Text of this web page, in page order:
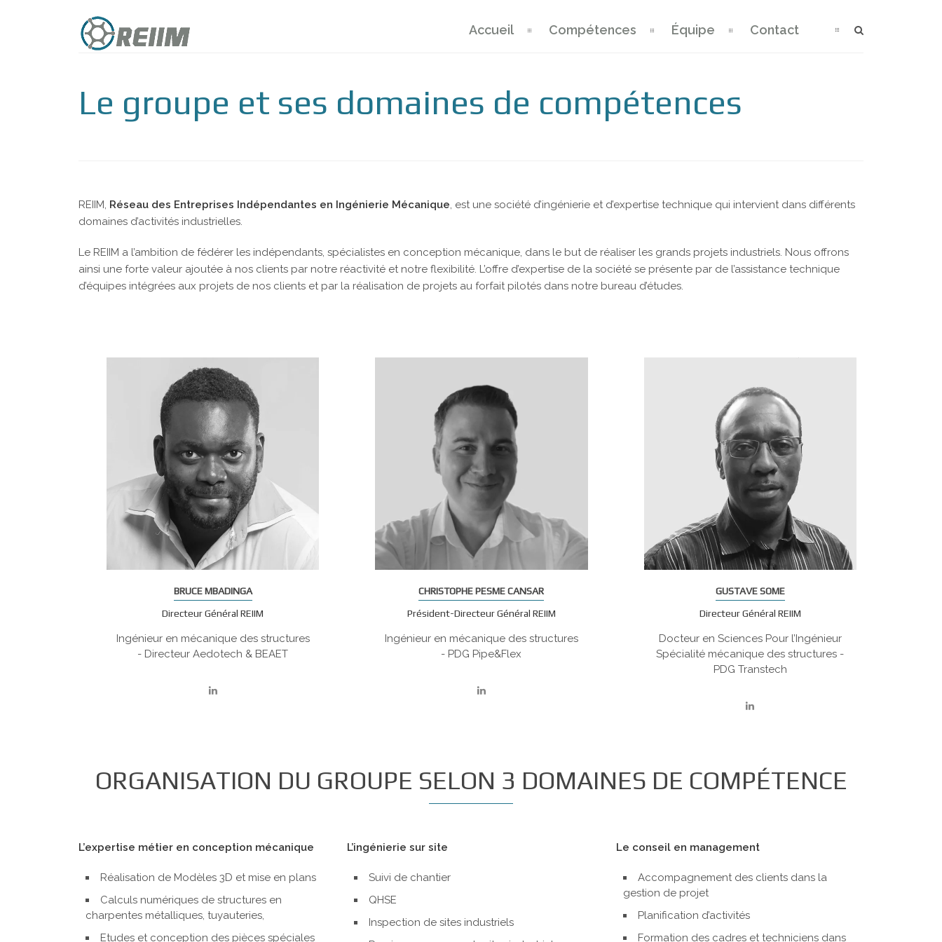
Accueil Compétences Équipe Contact
Le groupe et ses domaines de compétences
REIIM, Réseau des Entreprises Indépendantes en Ingénierie Mécanique, est une société d’ingénierie et d’expertise technique qui intervient dans différents
domaines d’activités industrielles.
Le REIIM a l’ambition de fédérer les indépendants, spécialistes en conception mécanique, dans le but de réaliser les grands projets industriels. Nous offrons
ainsi une forte valeur ajoutée à nos clients par notre réactivité et notre flexibilité. L’offre d’expertise de la société se présente par de l’assistance technique
d’équipes intégrées aux projets de nos clients et par la réalisation de projets au forfait pilotés dans notre bureau d’études.
BRUCE MBADINGA
Directeur Général REIIM
Ingénieur en mécanique des structures
- Directeur Aedotech & BEAET
CHRISTOPHE PESME CANSAR
Président-Directeur Général REIIM
Ingénieur en mécanique des structures
- PDG Pipe&Flex
GUSTAVE SOME
Directeur Général REIIM
Docteur en Sciences Pour l’Ingénieur
Spécialité mécanique des structures -
PDG Transtech
ORGANISATION DU GROUPE SELON 3 DOMAINES DE COMPÉTENCE
L’expertise métier en conception mécanique
Réalisation de Modèles 3D et mise en plans
Calculs numériques de structures en
charpentes métalliques, tuyauteries,
Etudes et conception des pièces spéciales
L’ingénierie sur site
Suivi de chantier
QHSE
Inspection de sites industriels
Le conseil en management
Accompagnement des clients dans la
gestion de projet
Planification d’activités
Formation des cadres et techniciens dans